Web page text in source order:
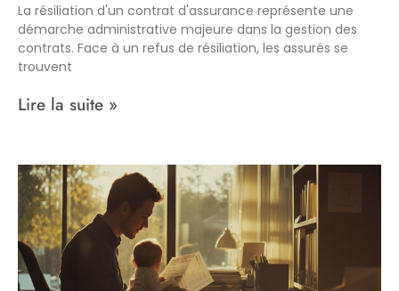
La résiliation d'un contrat d'assurance représente une
démarche administrative majeure dans la gestion des
contrats. Face à un refus de résiliation, les assurés se
trouvent
Lire la suite »